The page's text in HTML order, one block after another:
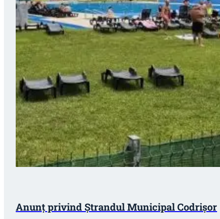
Anunț privind Ștrandul Municipal Codrișor